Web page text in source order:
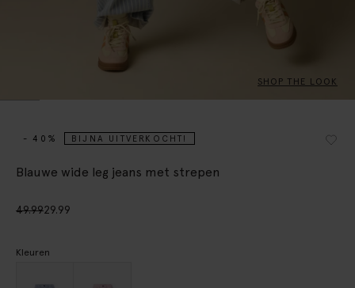
SHOP THE LOOK
- 40% BIJNA UITVERKOCHT!
Blauwe wide leg jeans met strepen
49.9929.99
Kleuren